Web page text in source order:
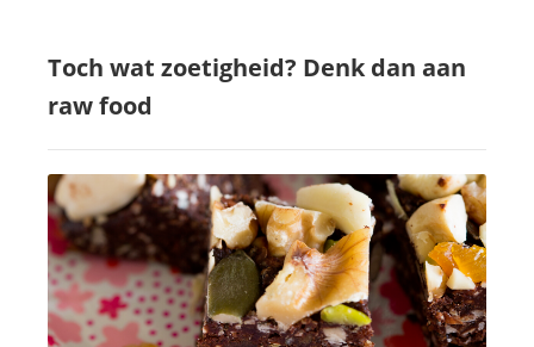
Toch wat zoetigheid? Denk dan aan
raw food